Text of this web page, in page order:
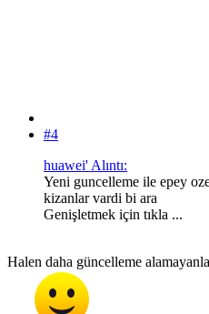
#4
huawei' Alıntı:
Yeni guncelleme ile epey
kizanlar vardi bi ara
Genişletmek için tıkla ...
Halen daha güncelleme